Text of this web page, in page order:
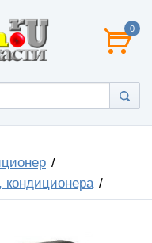
0
кондиционера